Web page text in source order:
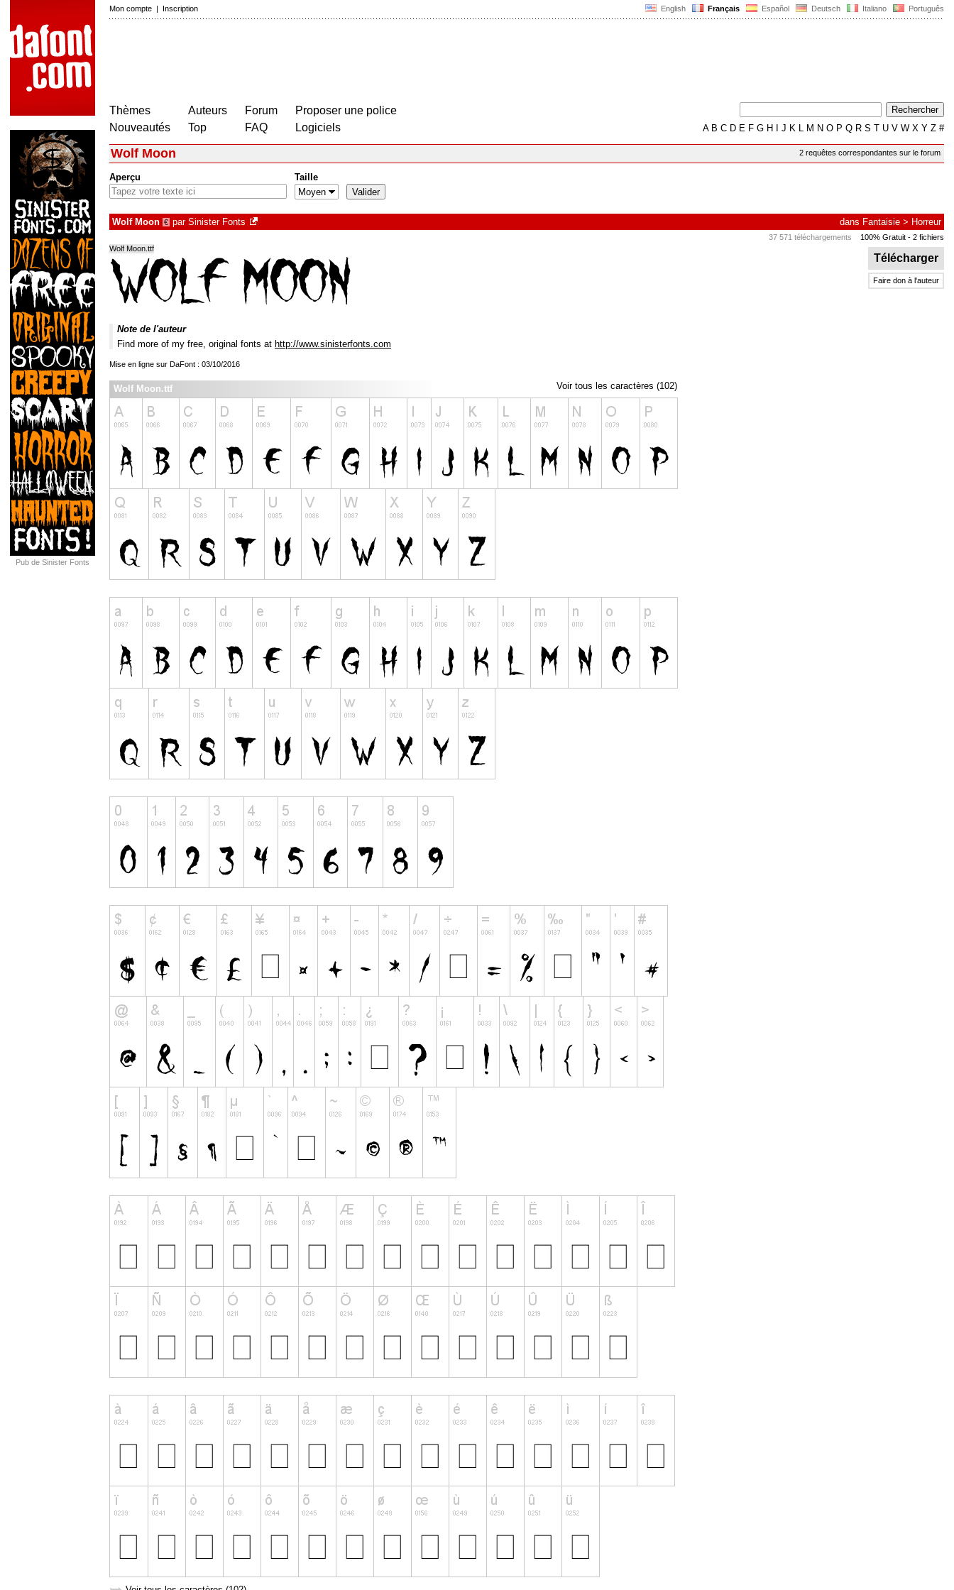
English Français Español Deutsch Italiano Português
Mon compte | Inscription
Thèmes
Nouveautés
Auteurs
Top
Forum
FAQ
Proposer une police
Logiciels
AB C D E F G H J K L M N O P Q R S T U V W X Y Z #
Pub de Sinister Fonts
2 requêtes correspondantes sur le forum
Wolf Moon
Aperçu Taille
Wolf Moon € par Sinister Fonts dans Fantaisie > Horreur
37 571 téléchargements 100% Gratuit - 2 fichiers
Télécharger
Faire don à l'auteur
Wolf Moon.ttf
Note de l'auteur
Find more of my free, original fonts at http://www.sinisterfonts.com
Mise en ligne sur DaFont : 03/10/2016
Voir tous les caractères (102)
Wolf Moon.ttf